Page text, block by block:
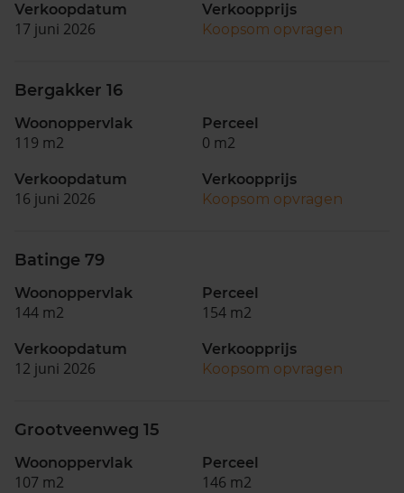
Verkoopdatum
17 juni 2026
Verkoopprijs
Koopsom opvragen
Bergakker 16
Woonoppervlak
119 m2
Perceel
0 m2
Verkoopdatum
16 juni 2026
Verkoopprijs
Koopsom opvragen
Batinge 79
Woonoppervlak
144 m2
Perceel
154 m2
Verkoopdatum
12 juni 2026
Verkoopprijs
Koopsom opvragen
Grootveenweg 15
Woonoppervlak
107 m2
Perceel
146 m2